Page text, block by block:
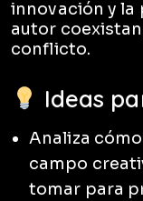
innovación y la
autor
conflicto.
Ideas
Analiza
campo
tomar para